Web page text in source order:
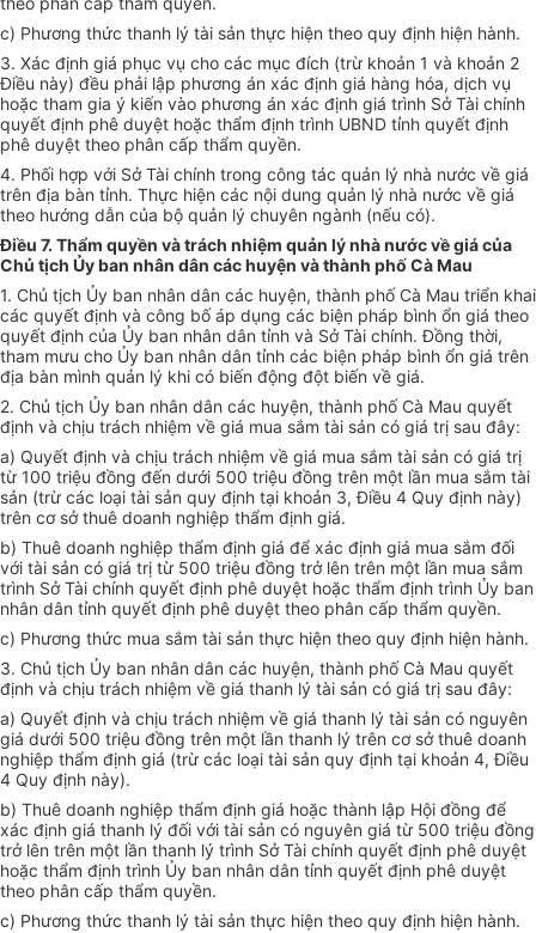
c) Phương thức thanh lý tài sản thực hiện theo quy định hiện hành.
3. Xác định giá phục vụ cho các mục đích (trừ khoản 1 và khoản 2
Điều này) đều phải lập phương án xác định giá hàng hóa, dịch vụ
hoặc tham gia ý kiến vào phương án xác định giá trình Sở Tài chính
quyết định phê duyệt hoặc thẩm định trình UBND tỉnh quyết định
phê duyệt theo phân cấp thẩm quyền.
4. Phối hợp với Sở Tài chính trong công tác quản lý nhà nước về giá
trên địa bàn tỉnh. Thực hiện các nội dung quản lý nhà nước về giá
theo hướng dẫn của bộ quản lý chuyên ngành (nếu có).
Điều 7. Thẩm quyền và trách nhiệm quản lý nhà nước về giá của
Chủ tịch Ủy ban nhân dân các huyện và thành phố Cà Mau
1. Chủ tịch Ủy ban nhân dân các huyện, thành phố Cà Mau triển khai
các quyết định và công bố áp dụng các biện pháp bình ổn giá theo
quyết định của Ủy ban nhân dân tỉnh và Sở Tài chính. Đồng thời,
tham mưu cho Ủy ban nhân dân tỉnh các biện pháp bình ổn giá trên
địa bàn mình quản lý khi có biến động đột biến về giá.
2. Chủ tịch Ủy ban nhân dân các huyện, thành phố Cà Mau quyết
định và chịu trách nhiệm về giá mua sắm tài sản có giá trị sau đây:
a) Quyết định và chịu trách nhiệm về giá mua sắm tài sản có giá trị
từ 100 triệu đồng đến dưới 500 triệu đồng trên một lần mua sắm tài
sản (trừ các loại tài sản quy định tại khoản 3, Điều 4 Quy định này)
trên cơ sở thuê doanh nghiệp thẩm định giá.
b) Thuê doanh nghiệp thẩm định giá để xác định giá mua sắm đối
với tài sản có giá trị từ 500 triệu đồng trở lên trên một lần mua sắm
trình Sở Tài chính quyết định phê duyệt hoặc thẩm định trình Ủy ban
nhân dân tỉnh quyết định phê duyệt theo phân cấp thẩm quyền.
c) Phương thức mua sắm tài sản thực hiện theo quy định hiện hành.
3. Chủ tịch Ủy ban nhân dân các huyện, thành phố Cà Mau quyết
định và chịu trách nhiệm về giá thanh lý tài sản có giá trị sau đây:
a) Quyết định và chịu trách nhiệm về giá thanh lý tài sản có nguyên
giá dưới 500 triệu đồng trên một lần thanh lý trên cơ sở thuê doanh
nghiệp thẩm định giá (trừ các loại tài sản quy định tại khoản 4, Điều
4 Quy định này).
b) Thuê doanh nghiệp thẩm định giá hoặc thành lập Hội đồng để
xác định giá thanh lý đối với tài sản có nguyên giá từ 500 triệu đồng
trở lên trên một lần thanh lý trình Sở Tài chính quyết định phê duyệt
hoặc thẩm định trình Ủy ban nhân dân tỉnh quyết định phê duyệt
theo phân cấp thẩm quyền.
c) Phương thức thanh lý tài sản thực hiện theo quy định hiện hành.